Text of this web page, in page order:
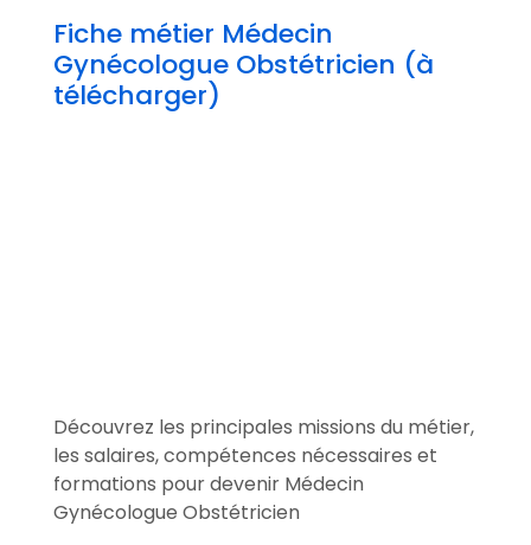
Fiche métier Médecin
Gynécologue Obstétricien (à
télécharger)
Découvrez les principales missions du métier,
les salaires, compétences nécessaires et
formations pour devenir Médecin
Gynécologue Obstétricien